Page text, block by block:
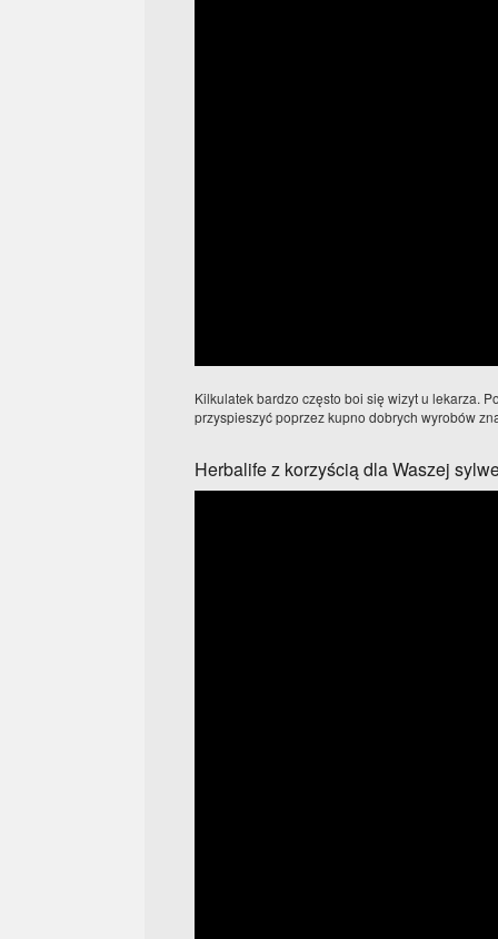
Kilkulatek bardzo często boi się wizyt u lekarza.
przyspieszyć poprzez kupno dobrych wyrobów
Herbalife z korzyścią dla Waszej